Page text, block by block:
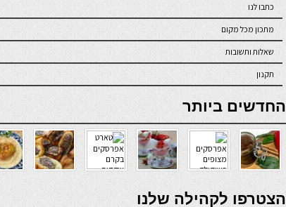
כתבו לנו
מתכון מכל מקום
שאלות ותשובות
תקנון
online casino
החדשים ביותר
verde casino
הצטרפו לקהילה שלנו